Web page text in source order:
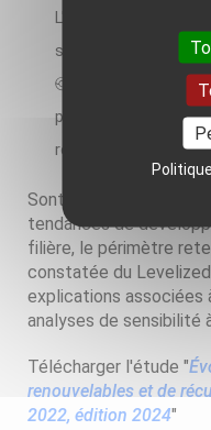
L'étude fournit
sans production de
de la chaleur par
pompe à chaleur)
réseaux de chaleur.
Sont détaillés la
tendances de
filière, le périmètre
constatée du
explications
analyses de sensibilité
Télécharger l'étude "
renouvelables et de
2022, édition 2024"